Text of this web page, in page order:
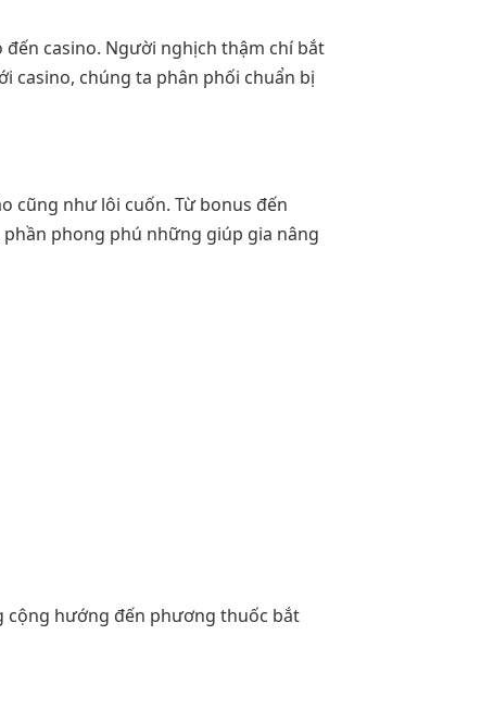
casino. Người nghịch thậm chí bắt
casino, chúng ta phân phối chuẩn bị
cũng như lôi cuốn. Từ bonus đến
phong phú những giúp gia nâng
cộng hướng đến phương thuốc bắt